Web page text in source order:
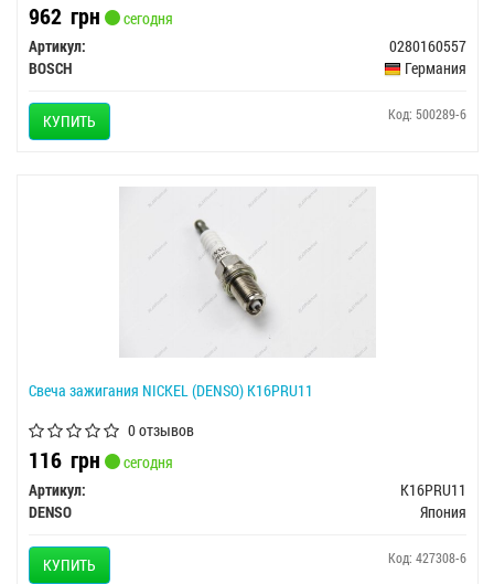
962 грн
сегодня
Артикул:
0280160557
BOSCH
Германия
КУПИТЬ Код: 500289-6
Свеча зажигания NICKEL (DENSO) K16PRU11
0 отзывов
116 грн
сегодня
Артикул:
K16PRU11
DENSO
Япония
КУПИТЬ Код: 427308-6